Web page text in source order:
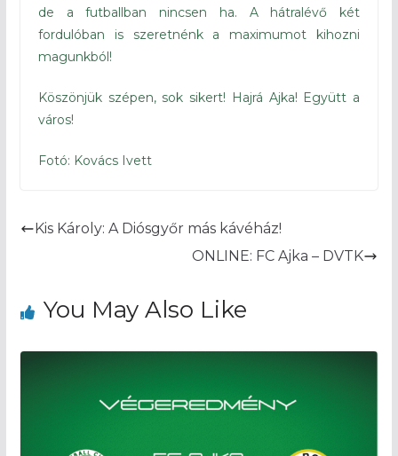
de a futballban nincsen ha. A hátralévő két
fordulóban is szeretnénk a maximumot kihozni
magunkból!
Köszönjük szépen, sok sikert! Hajrá Ajka! Együtt a
város!
Fotó: Kovács Ivett
Kis Károly: A Diósgyőr más kávéház!
ONLINE: FC Ajka – DVTK
You May Also Like